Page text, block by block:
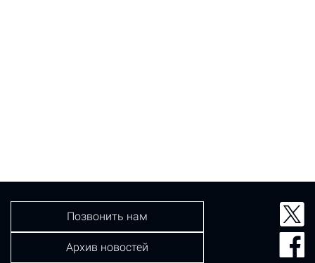
Позвонить нам
Архив новостей